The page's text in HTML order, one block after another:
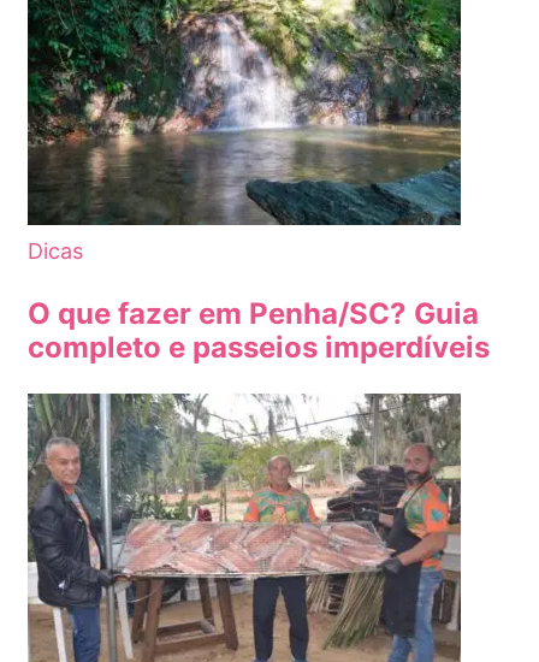
Dicas
O que fazer em Penha/SC? Guia
completo e passeios imperdíveis